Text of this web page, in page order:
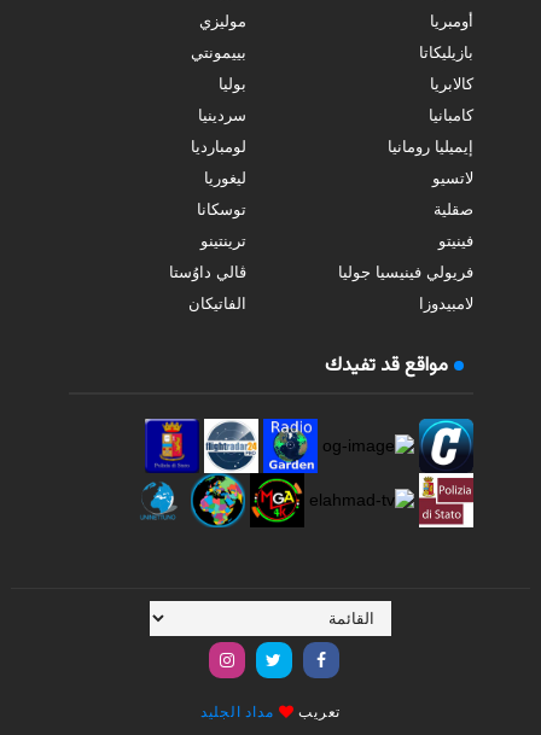
أومبريا
موليزي
بازيليكاتا
بييمونتي
كالابريا
بوليا
كامبانيا
سردينيا
إيميليا رومانيا
لومبارديا
لاتسيو
ليغوريا
صقلية
توسكانا
فينيتو
ترينتينو
فريولي فينيسيا جوليا
ڤالي داوُستا
لامبيدوزا
الفاتيكان
مواقع قد تفيدك
تعريب مداد الجليد